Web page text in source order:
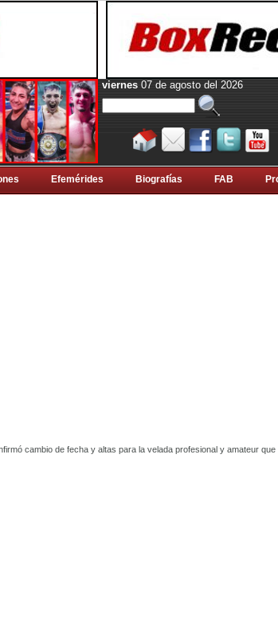
viernes 07 de agosto del 2026
Efemérides Biografí­as FAB
cambio de fecha y altas para la velada profesional y amateur que